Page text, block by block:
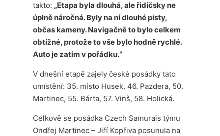
takto: „Etapa byla dlouhá, ale řidičsky ne
úplně náročná. Byly na ní dlouhé pisty,
občas kameny. Navigačně to bylo celkem
obtížné, protože to vše bylo hodně rychlé.
Auto je zatím v pořádku.“
V dnešní etapě zajely české posádky tato
umístění: 35. místo Husek, 46. Pazdera, 50.
Martinec, 55. Bárta, 57. Vinš, 58. Holická.
Celkově se posádka Czech Samurais týmu
Ondřej Martinec – Jiří Kopřiva posunula na